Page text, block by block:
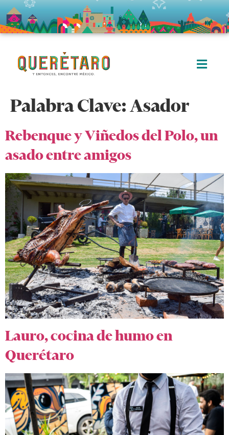
Palabra Clave:Asador
Rebenque y Viñedos del Polo, un
asado entre amigos
Lauro, cocina de humo en
Querétaro